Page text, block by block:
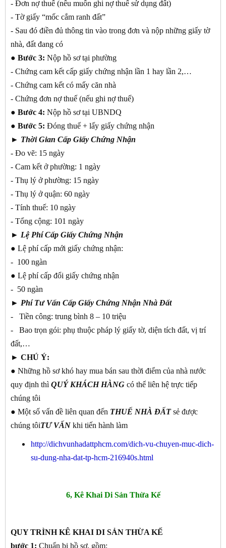
- Đơn nợ thuế (nếu muốn ghi nợ thuế sử dụng đất)
- Tờ giấy “mốc cắm ranh đất”
- Sau đó điền đủ thông tin vào trong đơn và nộp những giấy tờ
nhà, đất đang có
● Bước 3: Nộp hồ sơ tại phường
- Chứng cam kết cấp giấy chứng nhận lần 1 hay lần 2,…
- Chứng cam kết có mấy căn nhà
- Chứng đơn nợ thuế (nếu ghi nợ thuế)
● Bước 4: Nộp hồ sơ tại UBNDQ
● Bước 5: Đóng thuế + lấy giấy chứng nhận
► Thời Gian Cấp Giấy Chứng Nhận
- Đo vẽ: 15 ngày
- Cam kết ở phường: 1 ngày
- Thụ lý ở phường: 15 ngày
- Thụ lý ở quận: 60 ngày
- Tính thuế: 10 ngày
- Tổng cộng: 101 ngày
► Lệ Phí Cấp Giấy Chứng Nhận
● Lệ phí cấp mới giấy chứng nhận:
- 100 ngàn
● Lệ phí cấp đổi giấy chứng nhận
- 50 ngàn
► Phí Tư Vấn Cấp Giấy Chứng Nhận Nhà Đất
- Tiền công: trung bình 8 – 10 triệu
- Bao trọn gói: phụ thuộc pháp lý giấy tờ, diện tích đất, vị trí
đất,…
► CHÚ Ý:
● Những hồ sơ khó hay mua bán sau thời điểm của nhà nước
quy định thì QUÝ KHÁCH HÀNG có thể liên hệ trực tiếp
chúng tôi
● Một số vấn đề liên quan đến THUẾ NHÀ ĐẤTsẻ được
chúng tôiTƯVẤN khi tiến hành làm
http://dichvunhadattphcm.com/dich-vu-chuyen-muc-dich-
su-dung-nha-dat-tp-hcm-216940s.html
6, Kê Khai Di Sản Thừa Kế
QUY TRÌNH KÊ KHAI DI SẢN THỪA KẾ
bước 1: Chuẩn bị hồ sơ, gồm: